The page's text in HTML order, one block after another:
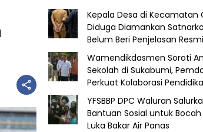
Kepala Desa di Kecamatan
Diduga Diamankan
Belum Beri Penjelasan Resmi
Wamendikdasmen Soroti
Sekolah di Sukabumi,
Perkuat Kolaborasi
YFSBBP DPC Waluran
Bantuan Sosial untuk Bocah
Luka Bakar Air Panas